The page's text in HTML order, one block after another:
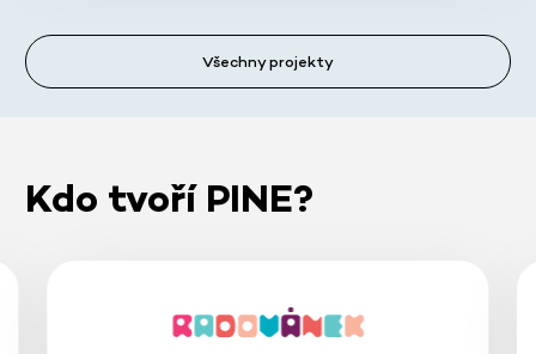
Všechny projekty
Kdo tvoří PINE?